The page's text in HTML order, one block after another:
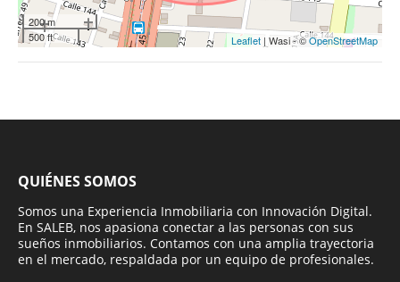
200 m
500 ft
Leaflet | Wasi - ©OpenStreetMap
QUIÉNES SOMOS
Somos una Experiencia Inmobiliaria con Innovación Digital.
En SALEB, nos apasiona conectar a las personas con sus
sueños inmobiliarios. Contamos con una amplia trayectoria
en el mercado, respaldada por un equipo de profesionales.